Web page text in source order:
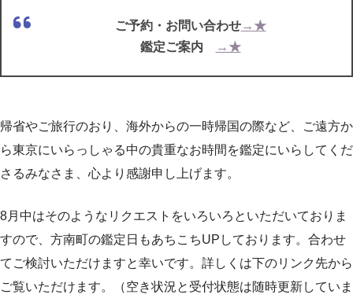
ご予約・お問い合わせ→★
鑑定ご案内
→★
帰省やご旅行のおり、海外からの一時帰国の際など、ご遠方か
ら東京にいらっしゃる中の貴重なお時間を鑑定にいらしてくだ
さるみなさま、心より感謝申し上げます。
8月中はそのようなリクエストをいろいろといただいておりま
すので、方南町の鑑定日もあちこちUPしております。合わせ
てご検討いただけますと幸いです。詳しくは下のリンク先から
ご覧いただけます。（空き状況と受付状態は随時更新していま